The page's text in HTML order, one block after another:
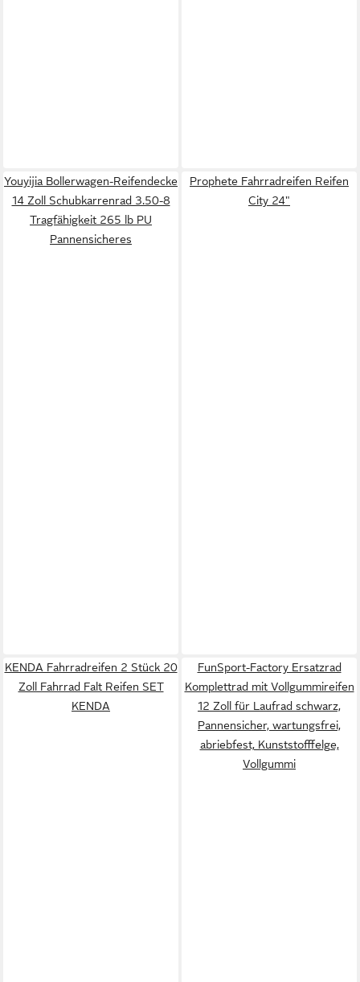
Youyijia Bollerwagen-Reifendecke
14 Zoll Schubkarrenrad 3.50-8
Tragfähigkeit 265 lb PU
Pannensicheres
Prophete Fahrradreifen Reifen
City 24"
KENDA Fahrradreifen 2 Stück 20
Zoll Fahrrad Falt Reifen SET
KENDA
FunSport-Factory Ersatzrad
Komplettrad mit Vollgummireifen
12 Zoll für Laufrad schwarz,
Pannensicher, wartungsfrei,
abriebfest, Kunststofffelge,
Vollgummi